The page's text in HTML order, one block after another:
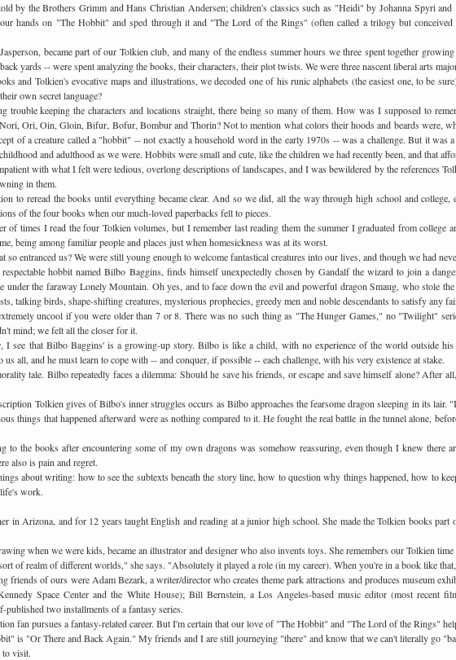
by the Brothers Grimm and Hans Christian Andersen; children's classics such as "Heidi" by Johanna Spyri
hands on "The Hobbit" and sped through it and "The Lord of the Rings" (often called a trilogy but
became part of our Tolkien club, and many of the endless summer hours we three spent together
yards -- were spent analyzing the books, their characters, their plot twists. We were three nascent liberal arts
and Tolkien's evocative maps and illustrations, we decoded one of his runic alphabets (the easiest one, to be
own secret language?
trouble keeping the characters and locations straight, there being so many of them. How was I supposed to
Ori, Oin, Gloin, Bifur, Bofur, Bombur and Thorin? Not to mention what colors their hoods and beards were,
of a creature called a "hobbit" -- not exactly a household word in the early 1970s -- was a challenge. But it was
and adulthood as we were. Hobbits were small and cute, like the children we had recently been, and that
with what I felt were tedious, overlong descriptions of landscapes, and I was bewildered by the references
in them.
to reread the books until everything became clear. And so we did, all the way through high school and
of the four books when our much-loved paperbacks fell to pieces.
of times I read the four Tolkien volumes, but I remember last reading them the summer I graduated from
being among familiar people and places just when homesickness was at its worst.
so entranced us? We were still young enough to welcome fantastical creatures into our lives, and though we had
hobbit named Bilbo Baggins, finds himself unexpectedly chosen by Gandalf the wizard to join a
under the faraway Lonely Mountain. Oh yes, and to face down the evil and powerful dragon Smaug, who stole
talking birds, shape-shifting creatures, mysterious prophecies, greedy men and noble descendants to satisfy any
uncool if you were older than 7 or 8. There was no such thing as "The Hunger Games," no "Twilight"
mind; we felt all the closer for it.
I see that Bilbo Baggins' is a growing-up story. Bilbo is like a child, with no experience of the world outside
us all, and he must learn to cope with -- and conquer, if possible -- each challenge, with his very existence at stake.
tale. Bilbo repeatedly faces a dilemma: Should he save his friends, or escape and save himself alone? After
Tolkien gives of Bilbo's inner struggles occurs as Bilbo approaches the fearsome dragon sleeping in its
things that happened afterward were as nothing compared to it. He fought the real battle in the tunnel alone,
to the books after encountering some of my own dragons was somehow reassuring, even though I knew
also is pain and regret.
about writing: how to see the subtexts beneath the story line, how to question why things happened, how to
work.
in Arizona, and for 12 years taught English and reading at a junior high school. She made the Tolkien books
when we were kids, became an illustrator and designer who also invents toys. She remembers our Tolkien
of realm of different worlds," she says. "Absolutely it played a role (in my career). When you're in a book like
friends of ours were Adam Bezark, a writer/director who creates theme park attractions and produces museum
Space Center and the White House); Bill Bernstein, a Los Angeles-based music editor (most recent
published two installments of a fantasy series.
fan pursues a fantasy-related career. But I'm certain that our love of "The Hobbit" and "The Lord of the Rings"
is "Or There and Back Again." My friends and I are still journeying "there" and know that we can't literally go
to visit.